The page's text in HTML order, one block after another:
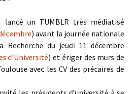
lancé un TUMBLR très médiatisé
) avant la journée nationale
Recherche du jeudi 11 décembre
d’Université) et ériger des murs de
avec les CV des précaires de